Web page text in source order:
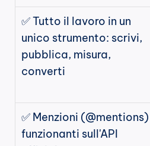
✅ Tutto il lavoro in un
unico strumento: scrivi,
pubblica, misura,
converti
✅ Menzioni (@mentions)
funzionanti sull'API